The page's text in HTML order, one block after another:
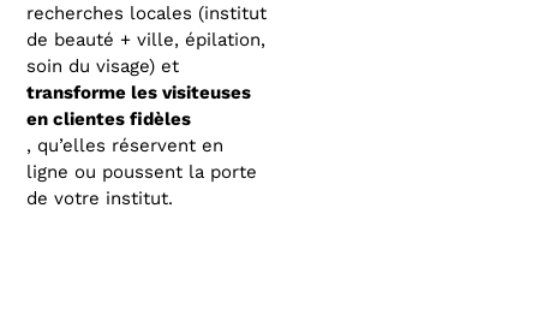
recherches locales (institut
de beauté + ville, épilation,
soin du visage) et
transforme les visiteuses
en clientes fidèles
, qu’elles réservent en
ligne ou poussent la porte
de votre institut.